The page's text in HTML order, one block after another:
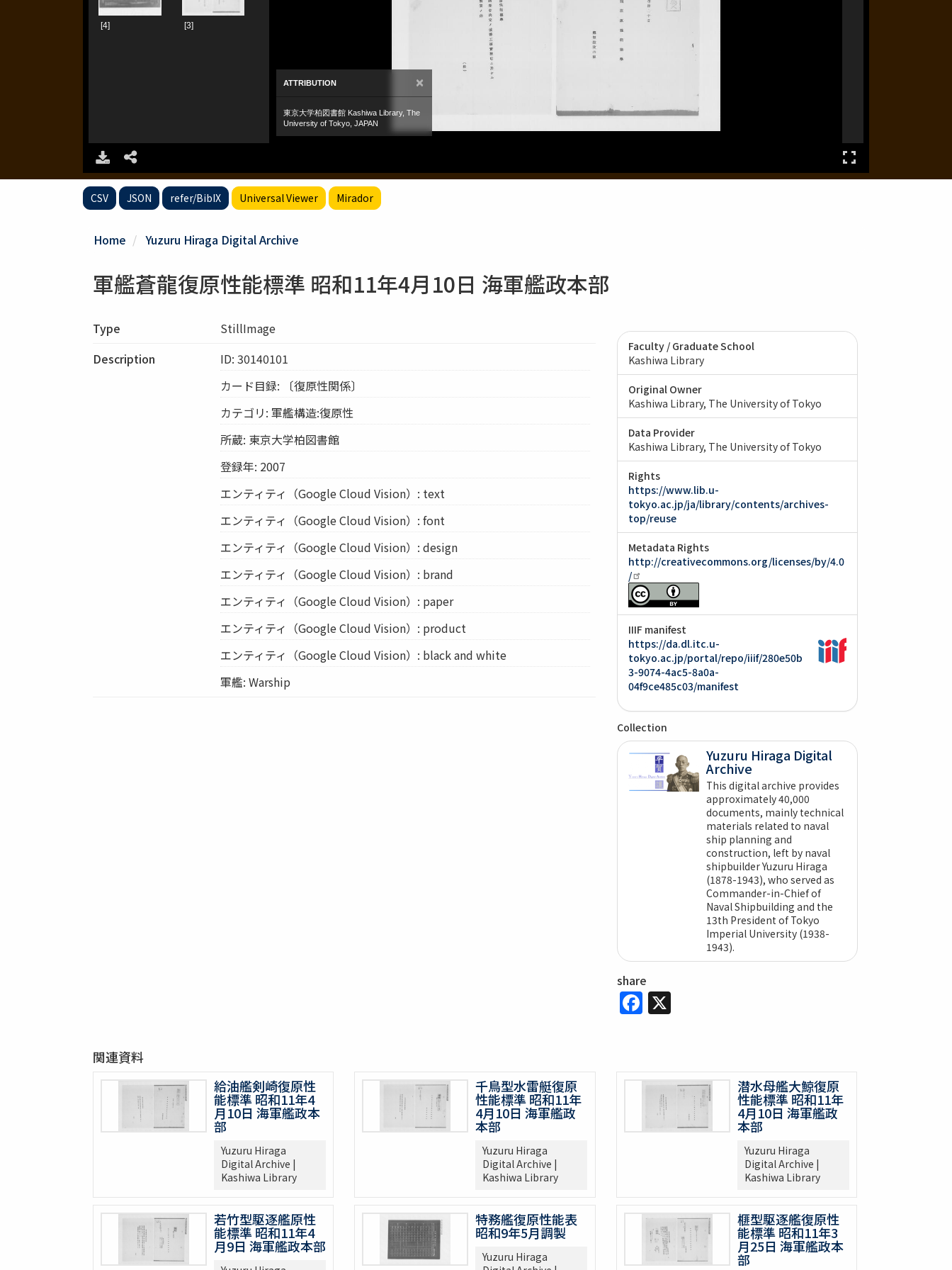
CSV JSON refer/BibIX Universal Viewer Mirador
Home Yuzuru Hiraga Digital Archive
軍艦蒼龍復原性能標準 昭和11年4月10日 海軍艦政本部
Type
StillImage
Description
ID: 30140101
カード目録: 〔復原性関係〕
カテゴリ: 軍艦構造:復原性
所蔵: 東京大学柏図書館
登録年: 2007
エンティティ（Google Cloud Vision）: text
エンティティ（Google Cloud Vision）: font
エンティティ（Google Cloud Vision）: design
エンティティ（Google Cloud Vision）: brand
エンティティ（Google Cloud Vision）: paper
エンティティ（Google Cloud Vision）: product
エンティティ（Google Cloud Vision）: black and white
軍艦: Warship
Faculty / Graduate School
Kashiwa Library
Original Owner
Kashiwa Library, The University of Tokyo
Data Provider
Kashiwa Library, The University of Tokyo
Rights
https://www.lib.u-
tokyo.ac.jp/ja/library/contents/archives-
top/reuse
Metadata Rights
http://creativecommons.org/licenses/by/4.0
/
IIIF manifest
https://da.dl.itc.u-
tokyo.ac.jp/portal/repo/iiif/280e50b
3-9074-4ac5-8a0a-
04f9ce485c03/manifest
Collection
Yuzuru Hiraga Digital
Archive
This digital archive provides
approximately 40,000
documents, mainly technical
materials related to naval
ship planning and
construction, left by naval
shipbuilder Yuzuru Hiraga
(1878-1943), who served as
Commander-in-Chief of
Naval Shipbuilding and the
13th President of Tokyo
Imperial University (1938-
1943).
share
Facebook
X
関連資料
給油艦剣崎復原性
能標準 昭和11年4
月10日 海軍艦政本
部
Yuzuru Hiraga
Digital Archive |
Kashiwa Library
千鳥型水雷艇復原
性能標準 昭和11年
4月10日 海軍艦政
本部
Yuzuru Hiraga
Digital Archive |
Kashiwa Library
潜水母艦大鯨復原
性能標準 昭和11年
4月10日 海軍艦政
本部
Yuzuru Hiraga
Digital Archive |
Kashiwa Library
若竹型駆逐艦原性
能標準 昭和11年4
月9日 海軍艦政本部
特務艦復原性能表
昭和9年5月調製
Yuzuru Hiraga
榧型駆逐艦復原性
能標準 昭和11年3
月25日 海軍艦政本
部